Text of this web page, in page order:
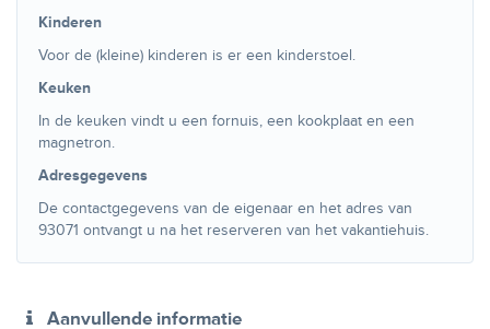
Kinderen
Voor de (kleine) kinderen is er een kinderstoel.
Keuken
In de keuken vindt u een fornuis, een kookplaat en een
magnetron.
Adresgegevens
De contactgegevens van de eigenaar en het adres van
93071 ontvangt u na het reserveren van het vakantiehuis.
Aanvullende informatie